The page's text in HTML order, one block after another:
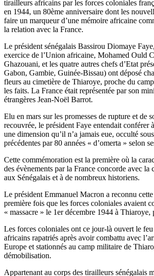
tirailleurs africains par les forces coloniales
en 1944, un 80ème anniversaire dont les
faire un marqueur d’une mémoire africaine
la relation avec la France.
Le président sénégalais Bassirou Diomaye
exercice de l’Union africaine, Mohamed Ould
Ghazouani, et les quatre autres chefs d’Etat
Gabon, Gambie, Guinée-Bissau) ont déposé
fleurs au cimetière de Thiaroye, proche du
les faits. La France était représentée par son
étrangères Jean-Noël Barrot.
Elu en mars sur les promesses de rupture et de
recouvrée, le président Faye entendait conférer
une dimension qu’il n’a jamais eue, occulté
précédentes par 80 années « d’omerta » selon
Cette commémoration est la première où la
des évènements par la France concorde avec
aux Sénégalais et à de nombreux historiens.
Le président Emmanuel Macron a reconnu
première fois que les forces coloniales avaient
« massacre » le 1er décembre 1944 à Thiaroye,
Les forces coloniales ont ce jour-là ouvert le
africains rapatriés après avoir combattu avec
Europe et stationnés au camp militaire de
démobilisation.
Appartenant au corps des tirailleurs sénégalais